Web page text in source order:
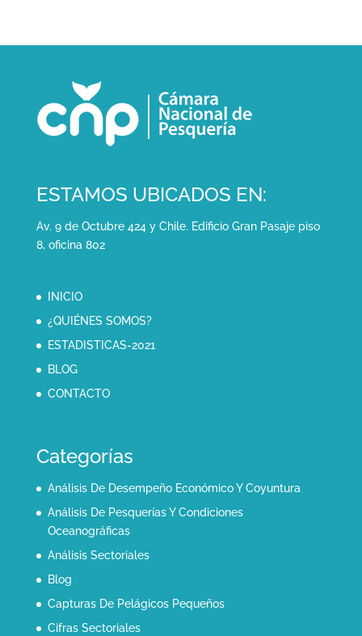
ESTAMOS UBICADOS EN:
Av. 9 de Octubre 424 y Chile. Edificio Gran Pasaje piso
8, oficina 802
INICIO
¿QUIÉNES SOMOS?
ESTADISTICAS-2021
BLOG
CONTACTO
Categorías
Análisis De Desempeño Económico Y Coyuntura
Análisis De Pesquerías Y Condiciones
Oceanográficas
Análisis Sectoriales
Blog
Capturas De Pelágicos Pequeños
Cifras Sectoriales